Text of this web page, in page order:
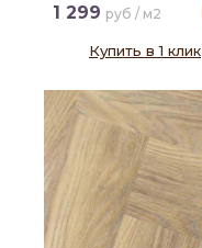
1 299 руб / м2
Купить в 1 клик